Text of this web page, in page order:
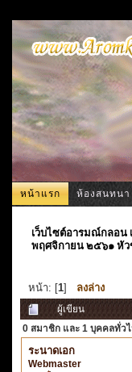
หน้าแรก ห้องสนทนา
เว็บไซต์อารมณ์กลอน
พฤศจิกายน ๒๕๖๑ หัว
หน้า: [1] ลงล่าง
ผู้เขียน
0 สมาชิก และ 1 บุคคลทั่ว
ระนาดเอก
Webmaster